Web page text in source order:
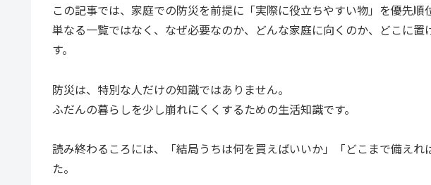
この記事では、家庭での防災を前提に「実際に役立ちやすい物」を優先順
単なる一覧ではなく、なぜ必要なのか、どんな家庭に向くのか、どこに置
す。
防災は、特別な人だけの知識ではありません。
ふだんの暮らしを少し崩れにくくするための生活知識です。
読み終わるころには、「結局うちは何を買えばいいか」「どこまで備え
た。